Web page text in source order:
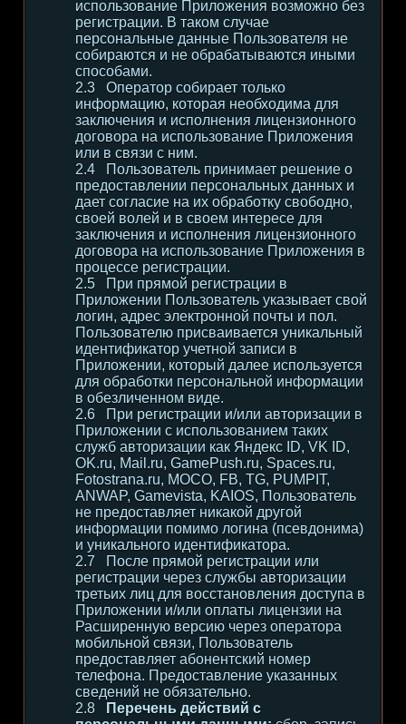
использование Приложения возможно без
регистрации. В таком случае
персональные данные Пользователя не
собираются и не обрабатываются иными
способами.
Оператор собирает только
информацию, которая необходима для
заключения и исполнения лицензионного
договора на использование Приложения
или в связи с ним.
Пользователь принимает решение о
предоставлении персональных данных и
дает согласие на их обработку свободно,
своей волей и в своем интересе для
заключения и исполнения лицензионного
договора на использование Приложения в
процессе регистрации.
При прямой регистрации в
Приложении Пользователь указывает свой
логин, адрес электронной почты и пол.
Пользователю присваивается уникальный
идентификатор учетной записи в
Приложении, который далее используется
для обработки персональной информации
в обезличенном виде.
При регистрации и/или авторизации в
Приложении с использованием таких
служб авторизации как Яндекс ID, VK ID,
OK.ru, Mail.ru, GamePush.ru, Spaces.ru,
Fotostrana.ru, MOCO, FB, TG, PUMPIT,
ANWAP, Gamevista, KAIOS, Пользователь
не предоставляет никакой другой
информации помимо логина (псевдонима)
и уникального идентификатора.
После прямой регистрации или
регистрации через службы авторизации
третьих лиц для восстановления доступа в
Приложении и/или оплаты лицензии на
Расширенную версию через оператора
мобильной связи, Пользователь
предоставляет абонентский номер
телефона. Предоставление указанных
сведений не обязательно.
Перечень действий с